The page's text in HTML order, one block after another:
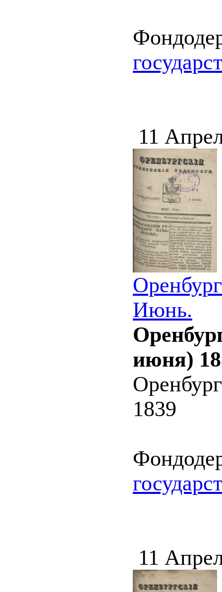
11
Июнь.
июня)
1839
11